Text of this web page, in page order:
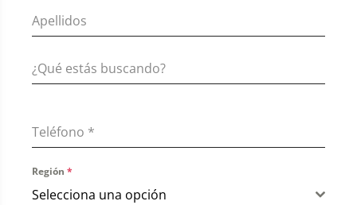
Teléfono *
Región *
Selecciona una opción